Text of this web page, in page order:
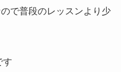
で普段のレッスンより少
す